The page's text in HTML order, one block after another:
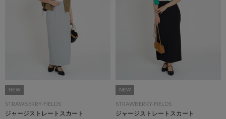
NEW
STRAWBERRY-FIELDS
ジャージストレートスカート
NEW
STRAWBERRY-FIELDS
ジャージストレートスカート